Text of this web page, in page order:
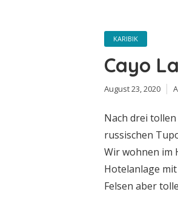
KARIBIK
Cayo
August 23, 2020
Nach drei
russischen
Wir wohnen im
Hotelanlage
Felsen aber